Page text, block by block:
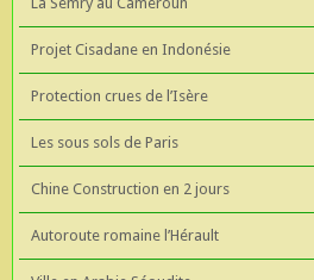
Projet Cisadane en Indonésie
Protection crues de l’Isère
Les sous sols de Paris
Chine Construction en 2 jours
Autoroute romaine l’Hérault